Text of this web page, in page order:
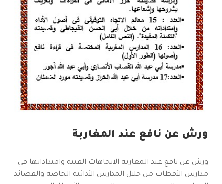
ورش عن نافع عند المغاربة
ورش عن نافع عند المغاربة الاتجاهات الفنية وامتداداتها في
مدارس الأقطاب من خلال المدارس الأدائية الخاصة والقصائد